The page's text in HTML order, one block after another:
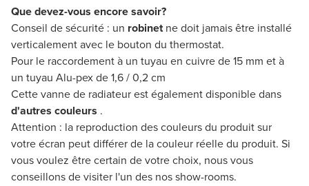
Que devez-vous encore savoir?
Conseil de sécurité : un robinetne doit jamais être installé
verticalement avec le bouton du thermostat.
Pour le raccordement à un tuyau en cuivre de 15 mm et à
un tuyau Alu-pex de 1,6 / 0,2 cm
Cette vanne de radiateur est également disponible dans
d'autres couleurs .
Attention : la reproduction des couleurs du produit sur
votre écran peut différer de la couleur réelle du produit. Si
vous voulez être certain de votre choix, nous vous
conseillons de visiter l'un des nos show-rooms.